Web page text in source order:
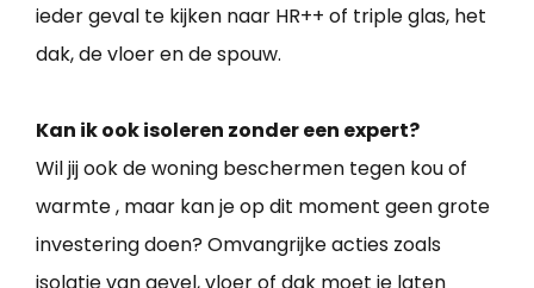
ieder geval te kijken naar HR++ of triple glas, het
dak, de vloer en de spouw.
Kan ik ook isoleren zonder een expert?
Wil jij ook de woning beschermen tegen kou of
warmte , maar kan je op dit moment geen grote
investering doen? Omvangrijke acties zoals
isolatie van gevel, vloer of dak moet je laten